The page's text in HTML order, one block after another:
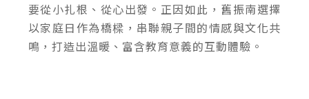
要從小扎根、從心出發。正因如此，舊振南選擇
以家庭日作為橋樑，串聯親子間的情感與文化共
鳴，打造出溫暖、富含教育意義的互動體驗。